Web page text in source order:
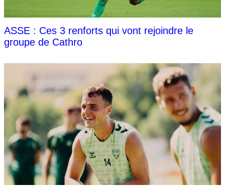
ASSE : Ces 3 renforts qui vont rejoindre le
groupe de Cathro